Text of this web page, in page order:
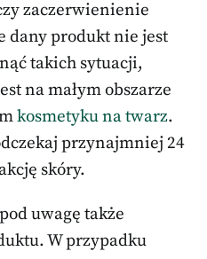
zaczerwienienie
dany produkt nie jest
takich sytuacji,
na małym obszarze
kosmetyku na twarz.
przynajmniej 24
skóry.
uwagę także
W przypadku